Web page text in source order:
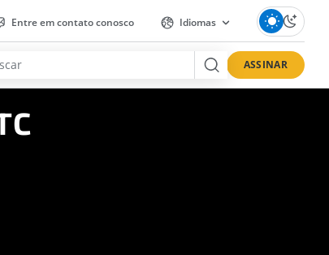
Entre em contato conosco Idiomas
ASSINAR